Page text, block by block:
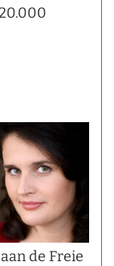
aan de Freie